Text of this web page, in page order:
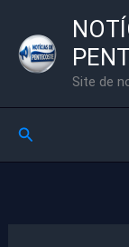
para
Site de
Pesquisar